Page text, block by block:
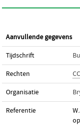
Aanvullende gegevens
Tijdschrift
Rechten
Organisatie
Referentie